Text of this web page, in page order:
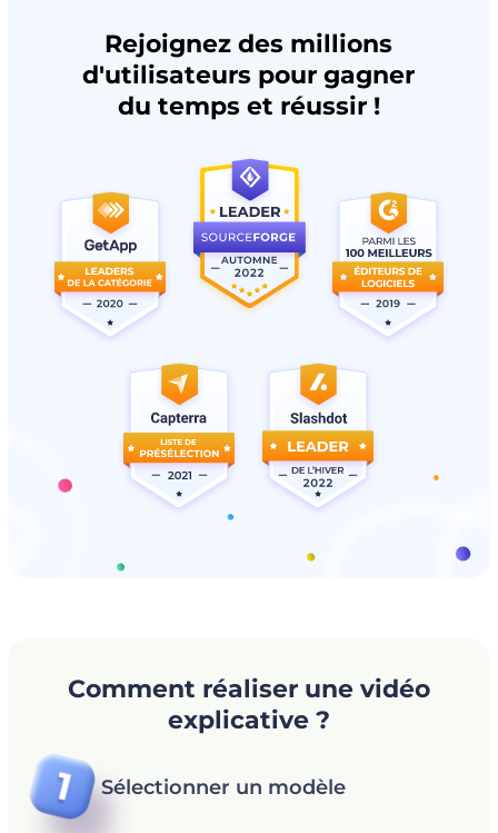
Rejoignez des millions
d'utilisateurs pour gagner
du temps et réussir !
Comment réaliser une vidéo
explicative ?
Sélectionner un modèle